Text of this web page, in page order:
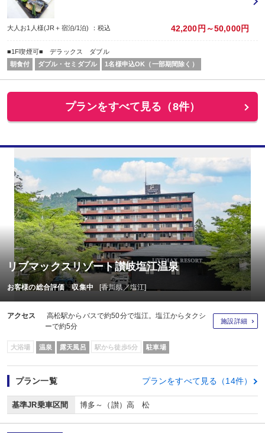
大人お1人様(JR＋宿泊/1泊) ：税込 42,200円～50,000円
■1F喫煙可■ デラックス ダブル
朝食付
ダブル・セミダブル 1名様申込OK（一部期間除く）
プランをすべて見る（8件）
リブマックスリゾート讃岐塩江温泉
お客様の総合評価 収集中 [香川県／塩江]
アクセス
高松駅からバスで約50分で塩江。塩江からタクシ
ーで約5分
施設詳細
大浴場 温泉 露天風呂 駅から徒歩5分 駐車場
プラン一覧 プランをすべて見る（14件）
基準JR乗車区間 博多～（讃）高 松